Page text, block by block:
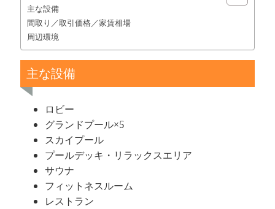
主な設備
間取り／取引価格／家賃相場
周辺環境
主な設備
ロビー
グランドプール×5
スカイプール
プールデッキ・リラックスエリア
サウナ
フィットネスルーム
レストラン